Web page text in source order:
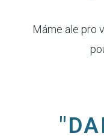
Máme ale pro